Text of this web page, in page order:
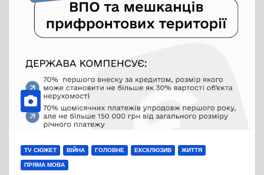
TV СЮЖЕТ ВІЙНА ГОЛОВНЕ ЕКСКЛЮЗИВ ЖИТТЯ
ПРЯМА МОВА